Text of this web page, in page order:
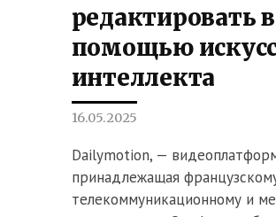
редактировать
помощью
интеллекта
16.05.2025
Dailymotion, —
принадлежащая
телекоммуникационному и